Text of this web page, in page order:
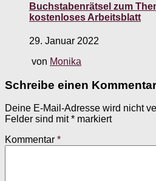
Buchstabenrätsel zum
kostenloses Arbeitsblatt
29. Januar 2022
von Monika
Schreibe einen Kommentar
Deine E-Mail-Adresse wird nicht
Felder sind mit* markiert
Kommentar *